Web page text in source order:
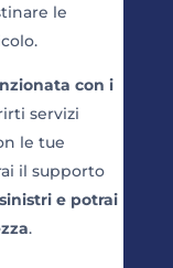
le
con i
servizi
le tue
il supporto
e potrai
.